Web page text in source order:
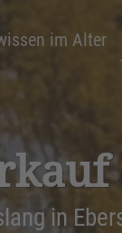
im Alter
in